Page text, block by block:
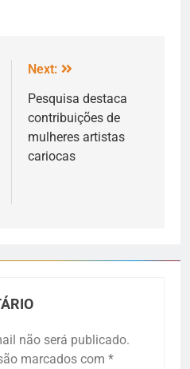
Next:
Pesquisa destaca
contribuições de
mulheres artistas
cariocas
não será publicado.
marcados com *